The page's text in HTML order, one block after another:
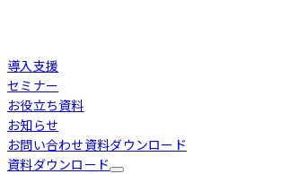
導入支援
セミナー
お役立ち資料
お知らせ
お問い合わせ資料ダウンロード
資料ダウンロード